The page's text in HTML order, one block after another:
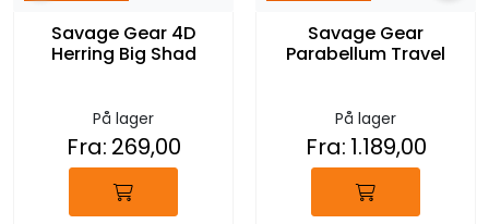
Savage Gear 4D
Herring Big Shad
På lager
Fra: 269,00
Savage Gear
Parabellum Travel
På lager
Fra: 1.189,00